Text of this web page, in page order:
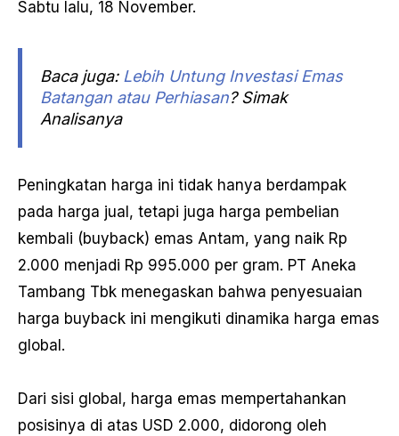
Sabtu lalu, 18 November.
Baca juga: Lebih Untung Investasi Emas
Batangan atau Perhiasan? Simak
Analisanya
Peningkatan harga ini tidak hanya berdampak
pada harga jual, tetapi juga harga pembelian
kembali (buyback) emas Antam, yang naik Rp
2.000 menjadi Rp 995.000 per gram. PT Aneka
Tambang Tbk menegaskan bahwa penyesuaian
harga buyback ini mengikuti dinamika harga emas
global.
Dari sisi global, harga emas mempertahankan
posisinya di atas USD 2.000, didorong oleh